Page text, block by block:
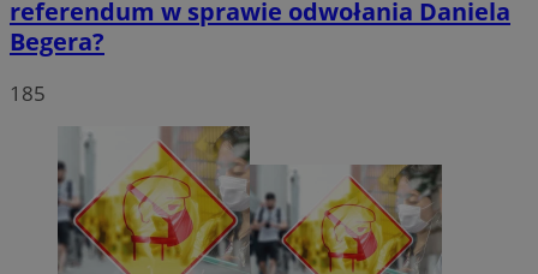
referendum w sprawie odwołania Daniela
Begera?
185